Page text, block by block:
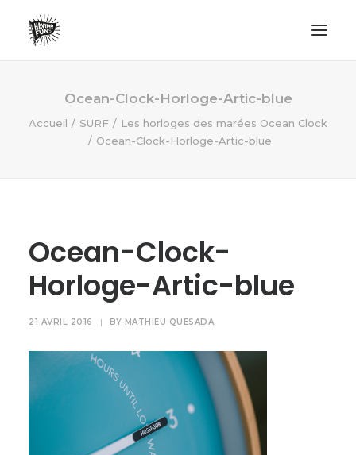
LIFESTYLE
AVENTURES
ECO FRIENDLY
RECHERCHE
Ocean-Clock-Horloge-Artic-blue
Accueil SURF
Les horloges des marées Ocean Clock
Ocean-Clock-Horloge-Artic-blue
Ocean-Clock-
Horloge-Artic-blue
21 AVRIL 2016 | BY MATHIEU QUESADA